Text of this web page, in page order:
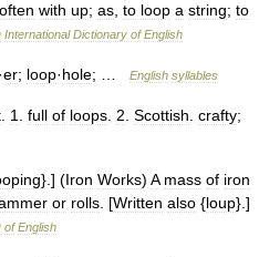
often with up; as to loop a string; to
International Dictionary of English
·er; loop·hole; … English syllables
1 full of loops 2 Scottish crafty;
}.] (Iron Works) A mass of iron
or rolls . [Written also {loup}.]
of English